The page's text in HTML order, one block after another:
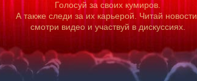
Голосуй за своих кумиров.
А также следи за их карьерой. Читай новости,
смотри видео и участвуй в дискуссиях.